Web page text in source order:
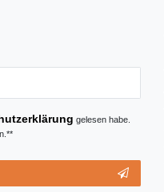
gelesen habe.